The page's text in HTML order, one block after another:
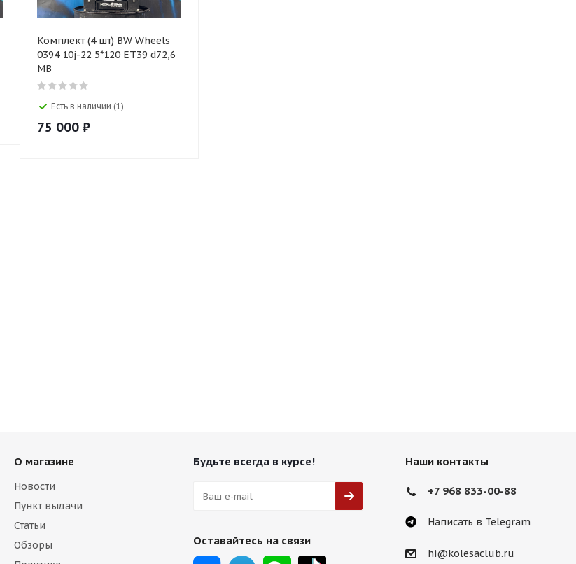
Комплект (4 шт) BW Wheels
0394 10j-22 5*120 ET39 d72,6
MB
Есть в наличии (1)
75 000 ₽
О магазине
Новости
Пункт выдачи
Статьи
Обзоры
Будьте всегда в курсе!
Оставайтесь на связи
Наши контакты
+7 968 833-00-88
Написать в Telegram
hi@kolesaclub.ru